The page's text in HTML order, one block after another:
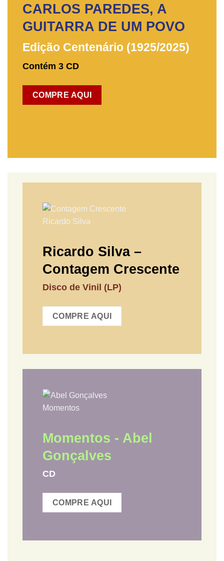
CARLOS PAREDES, A
GUITARRA DE UM POVO
Edição Centenário (1925/2025)
Contém 3 CD
COMPRE AQUI
Ricardo Silva –
Contagem Crescente
Disco de Vinil (LP)
COMPRE AQUI
Momentos - Abel
Gonçalves
CD
COMPRE AQUI